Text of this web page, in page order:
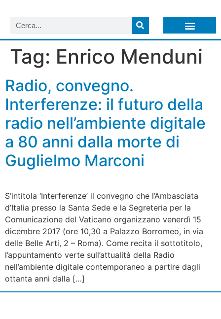
Tag: Enrico Menduni
Radio, convegno.
Interferenze: il futuro della
radio nell’ambiente digitale
a 80 anni dalla morte di
Guglielmo Marconi
S’intitola ‘Interferenze’ il convegno che l’Ambasciata
d’Italia presso la Santa Sede e la Segreteria per la
Comunicazione del Vaticano organizzano venerdì 15
dicembre 2017 (ore 10,30 a Palazzo Borromeo, in via
delle Belle Arti, 2 – Roma). Come recita il sottotitolo,
l’appuntamento verte sull’attualità della Radio
nell’ambiente digitale contemporaneo a partire dagli
ottanta anni dalla […]